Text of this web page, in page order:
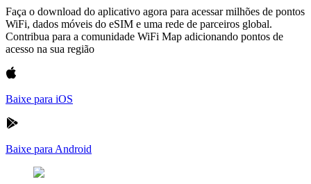
Faça o download do aplicativo agora para acessar milhões de pontos
WiFi, dados móveis do eSIM e uma rede de parceiros global.
Contribua para a comunidade WiFi Map adicionando pontos de
acesso na sua região
Baixe para iOS
Baixe para Android